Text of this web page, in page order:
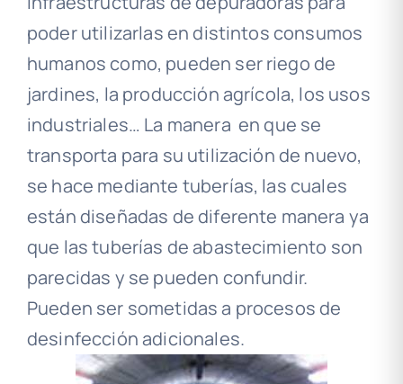
poder utilizarlas en distintos consumos
humanos como, pueden ser riego de
jardines, la producción agrícola, los usos
industriales… La manera en que se
transporta para su utilización de nuevo,
se hace mediante tuberías, las cuales
están diseñadas de diferente manera ya
que las tuberías de abastecimiento son
parecidas y se pueden confundir.
Pueden ser sometidas a procesos de
desinfección adicionales.